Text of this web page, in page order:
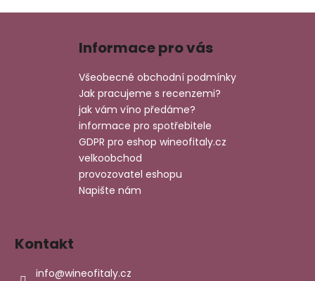
Z
Informace pro vás
Všeobecné obchodní podmínky
Jak pracujeme s recenzemi?
jak vám víno předáme?
informace pro spotřebitele
GDPR pro eshop wineofitaly.cz
velkoobchod
provozovatel eshopu
Napište nám
Kontakt
info@wineofitaly.cz